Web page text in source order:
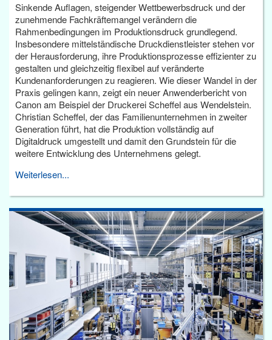
Sinkende Auflagen, steigender Wettbewerbsdruck und der
zunehmende Fachkräftemangel verändern die
Rahmenbedingungen im Produktionsdruck grundlegend.
Insbesondere mittelständische Druckdienstleister stehen vor
der Herausforderung, ihre Produktionsprozesse effizienter zu
gestalten und gleichzeitig flexibel auf veränderte
Kundenanforderungen zu reagieren. Wie dieser Wandel in der
Praxis gelingen kann, zeigt ein neuer Anwenderbericht von
Canon am Beispiel der Druckerei Scheffel aus Wendelstein.
Christian Scheffel, der das Familienunternehmen in zweiter
Generation führt, hat die Produktion vollständig auf
Digitaldruck umgestellt und damit den Grundstein für die
weitere Entwicklung des Unternehmens gelegt.
Weiterlesen...